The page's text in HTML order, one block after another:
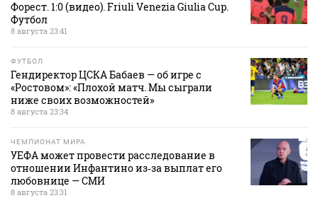
Форест. 1:0 (видео). Friuli Venezia Giulia Cup.
Футбол
8 августа 23:41
ФУТБОЛ
Гендиректор ЦСКА Бабаев — об игре с
«Ростовом»: «Плохой матч. Мы сыграли
ниже своих возможностей»
8 августа 23:34
ЧЕМПИОНАТ МИРА
УЕФА может провести расследование в
отношении Инфантино из‑за выплат его
любовнице — СМИ
8 августа 23:31